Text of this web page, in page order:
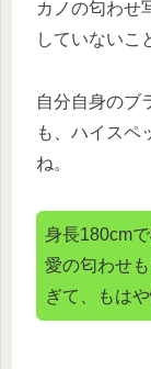
カノの匂わせ
していないこ
自分自身のブ
も、ハイスペ
ね。
身長180cm
愛の匂わせ
ぎて、もは